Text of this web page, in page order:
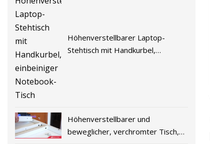
Höhenverstellbarer Laptop-
Stehtisch mit Handkurbel,
Höhenverstellbarer und
beweglicher, verchromter Tisch,